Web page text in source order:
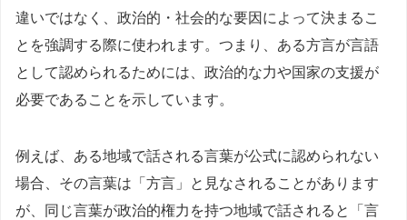
違いではなく、政治的・社会的な要因によって決まるこ
とを強調する際に使われます。つまり、ある方言が言語
として認められるためには、政治的な力や国家の支援が
必要であることを示しています。
例えば、ある地域で話される言葉が公式に認められない
場合、その言葉は「方言」と見なされることがあります
が、同じ言葉が政治的権力を持つ地域で話されると「言